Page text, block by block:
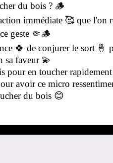
du bois ? 🪵
immédiate 🥰que l'on
geste 🤏🪵
🍀 de conjurer le sort 🤞
sa faveur 💫
pour en toucher rapidement
avoir ce micro
du bois 😊